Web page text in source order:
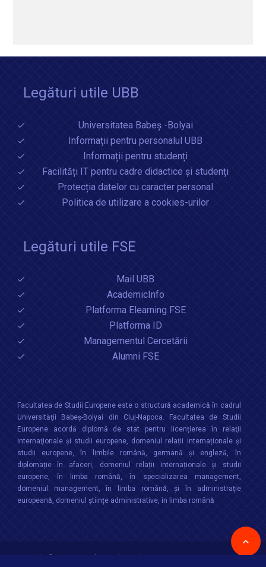
Legături utile UBB
Universitatea Babeș -Bolyai
Informații pentru personalul UBB
Informații pentru studenți
Facilități IT pentru cadre didactice și studenți
Protecția datelor cu caracter personal
Politica de utilizare a cookies-urilor
Legături utile FSE
Mail UBB
AcademicInfo
Platforma Elearning FSE
Platforma ID
Managementul Cercetării
Alumni FSE
Facultatea de Studii Europene este o structură academică în cadrul
Universităţii Babeș-Bolyai din Cluj-Napoca. Facultatea de Studii
Europene acordă diplomă de stat pentru licențierea în relaţii
internaţionale şi studii europene, domeniul relații internaționale şi
studii europene, în limbile română, germană și engleză, în
diplomație în afaceri, domeniul relații internaționale și studii
europene, în limba română, în specializarea management,
domeniul management, în limba română, și în administrație
europeană, domeniul științe administrative, în limba română
Copyright © 2026 : Facultatea de Studii Europene
Universitatea Babes-